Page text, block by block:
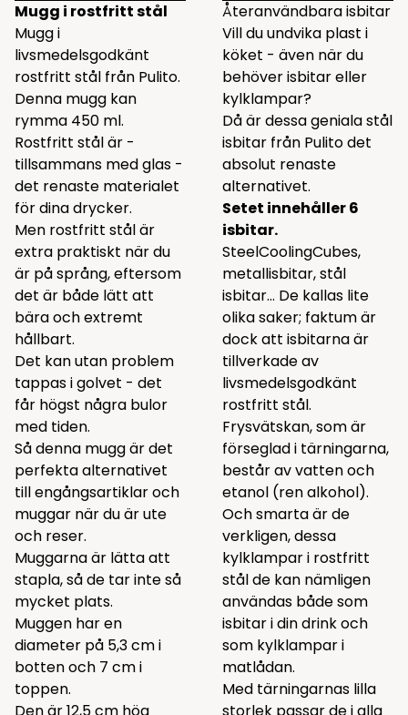
Mugg i rostfritt stål
Mugg i
livsmedelsgodkänt
rostfritt stål från Pulito.
Denna mugg kan
rymma 450 ml.
Rostfritt stål är -
tillsammans med glas -
det renaste materialet
för dina drycker.
Men rostfritt stål är
extra praktiskt när du
är på språng, eftersom
det är både lätt att
bära och extremt
hållbart.
Det kan utan problem
tappas i golvet - det
får högst några bulor
med tiden.
Så denna mugg är det
perfekta alternativet
till engångsartiklar och
muggar när du är ute
och reser.
Muggarna är lätta att
stapla, så de tar inte så
mycket plats.
Muggen har en
diameter på 5,3 cm i
botten och 7 cm i
toppen.
Återanvändbara isbitar
Vill du undvika plast i
köket - även när du
behöver isbitar eller
kylklampar?
Då är dessa geniala stål
isbitar från Pulito det
absolut renaste
alternativet.
Setet innehåller 6
isbitar.
SteelCoolingCubes,
metallisbitar, stål
isbitar... De kallas lite
olika saker; faktum är
dock att isbitarna är
tillverkade av
livsmedelsgodkänt
rostfritt stål.
Frysvätskan, som är
förseglad i tärningarna,
består av vatten och
etanol (ren alkohol).
Och smarta är de
verkligen, dessa
kylklampar i rostfritt
stål de kan nämligen
användas både som
isbitar i din drink och
som kylklampar i
matlådan.
Med tärningarnas lilla